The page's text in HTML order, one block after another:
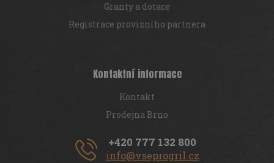
Granty a dotace
Registrace provizního partnera
Kontaktní informace
Kontakt
Prodejna Brno
+420 777 132 800
info@vseprogril.cz